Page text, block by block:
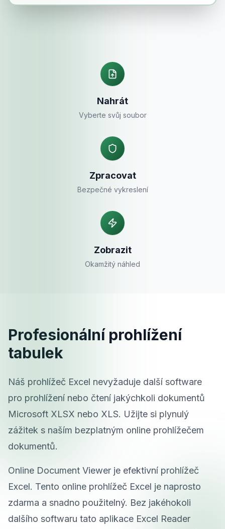
Nahrát
Vyberte svůj soubor
Zpracovat
Bezpečné vykreslení
Zobrazit
Okamžitý náhled
Profesionální prohlížení
tabulek
Náš prohlížeč Excel nevyžaduje další software
pro prohlížení nebo čtení jakýchkoli dokumentů
Microsoft XLSX nebo XLS. Užijte si plynulý
zážitek s naším bezplatným online prohlížečem
dokumentů.
Online Document Viewer je efektivní prohlížeč
Excel. Tento online prohlížeč Excel je naprosto
zdarma a snadno použitelný. Bez jakéhokoli
dalšího softwaru tato aplikace Excel Reader